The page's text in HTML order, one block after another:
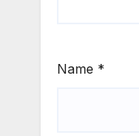
Name *